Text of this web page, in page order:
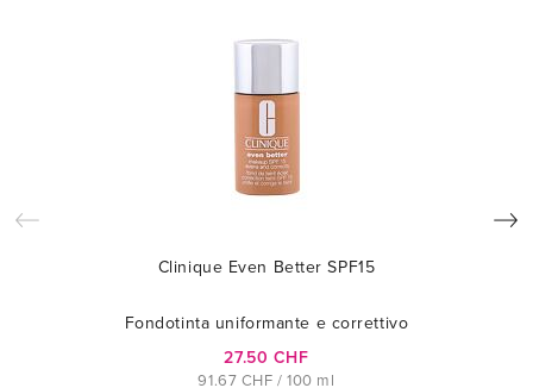
Clinique Even Better SPF15
Fondotinta uniformante e correttivo
27.50 CHF
91.67 CHF / 100 ml